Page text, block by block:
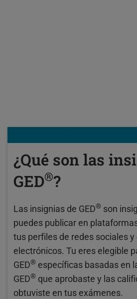
¿Qué son las
GED®?
Las insignias de GED® son
puedes publicar en
tus perfiles de redes sociales y
electrónicos. Tu eres elegible
GED® específicas basadas en
GED® que aprobaste y las
obtuviste en tus exámenes.